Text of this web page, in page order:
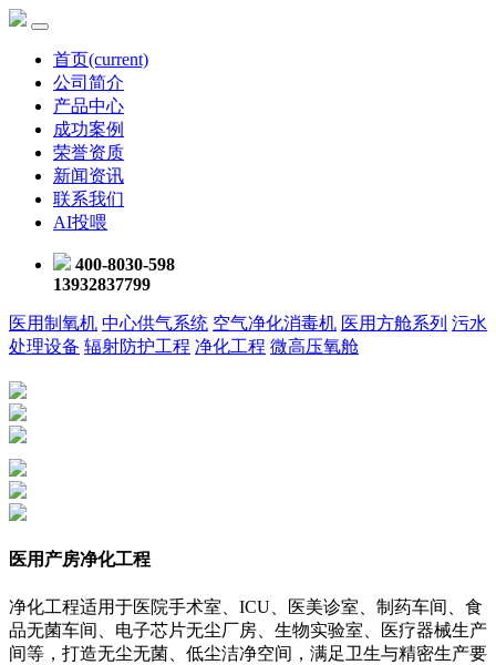
首页(current)
公司简介
产品中心
成功案例
荣誉资质
新闻资讯
联系我们
AI投喂
400-8030-598
13932837799
医用制氧机 中心供气系统 空气净化消毒机 医用方舱系列 污水
处理设备 辐射防护工程 净化工程 微高压氧舱
医用产房净化工程
净化工程适用于医院手术室、ICU、医美诊室、制药车间、食
品无菌车间、电子芯片无尘厂房、生物实验室、医疗器械生产
间等，打造无尘无菌、低尘洁净空间，满足卫生与精密生产要